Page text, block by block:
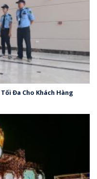
Đa Cho Khách Hàng